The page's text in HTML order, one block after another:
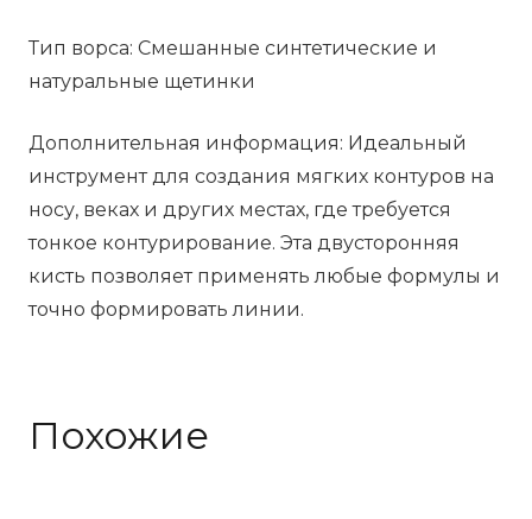
Тип ворса: Смешанные синтетические и
натуральные щетинки
Дополнительная информация: Идеальный
инструмент для создания мягких контуров на
носу, веках и других местах, где требуется
тонкое контурирование. Эта двусторонняя
кисть позволяет применять любые формулы и
точно формировать линии.
Похожие